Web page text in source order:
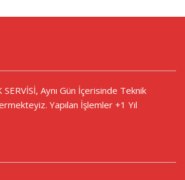
SERVİSİ, Aynı Gün İçerisinde Teknik
Yapılan İşlemler +1 Yıl